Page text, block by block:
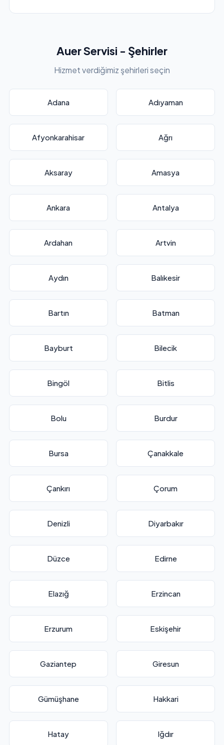
Auer Servisi - Şehirler
Hizmet verdiğimiz şehirleri seçin
Adana Adıyaman
Afyonkarahisar Ağrı
Aksaray Amasya
Ankara Antalya
Ardahan Artvin
Aydın Balıkesir
Bartın Batman
Bayburt Bilecik
Bingöl Bitlis
Bolu Burdur
Bursa Çanakkale
Çankırı Çorum
Denizli Diyarbakır
Düzce Edirne
Elazığ Erzincan
Erzurum Eskişehir
Gaziantep Giresun
Gümüşhane Hakkari
Hatay Iğdır